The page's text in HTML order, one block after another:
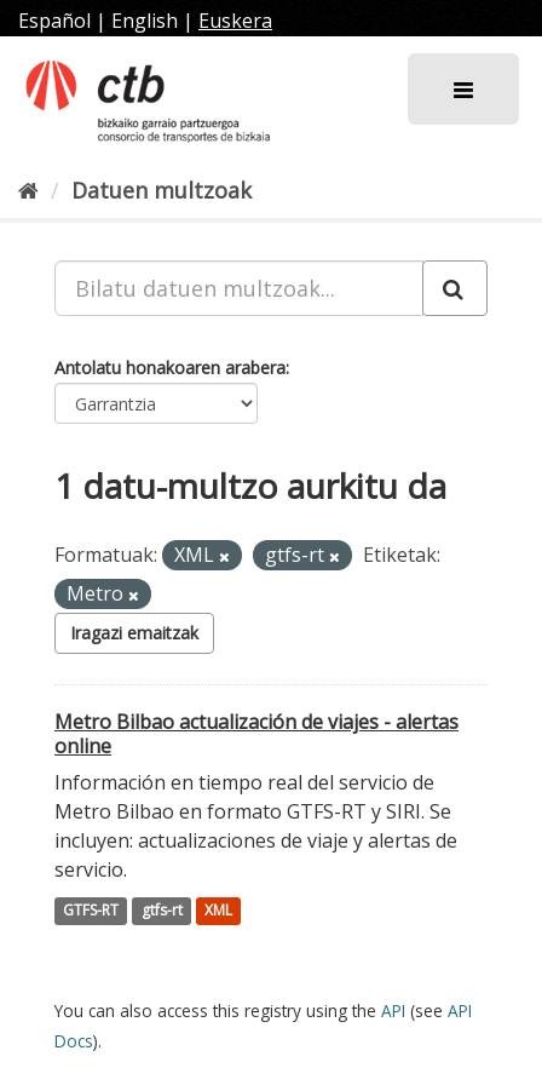
Joan
edukira
Español | English | Euskera
Datuen multzoak
Antolatu honakoaren arabera
1 datu-multzo aurkitu da
Formatuak: XML gtfs-rt
Etiketak:
Metro
Iragazi emaitzak
Metro Bilbao actualización de viajes - alertas
online
Información en tiempo real del servicio de
Metro Bilbao en formato GTFS-RT y SIRI. Se
incluyen: actualizaciones de viaje y alertas de
servicio.
GTFS-RT gtfs-rt XML
You can also access this registry using the API (see API
Docs).